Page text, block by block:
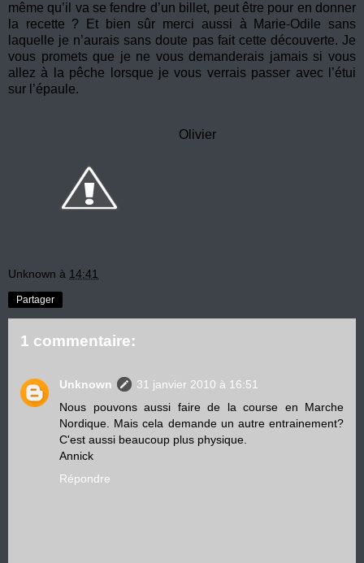
même qu’il va se fendre d’un billet, peut être pour en donner
la recette ? Et bien sûr merci aussi à Marie-Odile sans
laquelle je n’aurais sans doute pas fait cette découverte. Je
vous promets que je ne vous demanderais jamais si vous
allez à la pêche lorsque je vous verrais passer avec l’étui
sur l’épaule.
Olivier
Unknown à 14:41
Partager
1 commentaire:
Unknown
31 janvier 2010 à 16:51
Nous pouvons aussi faire de la course en Marche
Nordique. Mais cela demande un autre entrainement?
C'est aussi beaucoup plus physique.
Annick
Répondre